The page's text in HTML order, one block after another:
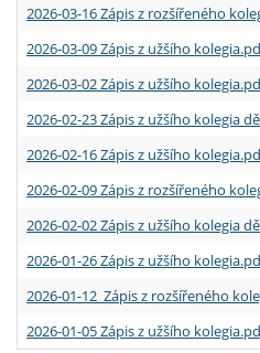
2026-03-16 Zápis z rozšířeného
2026-03-09 Zápis z užšího
2026-03-02 Zápis z užšího
2026-02-23 Zápis z užšího kolegia
2026-02-16 Zápis z užšího
2026-02-09 Zápis z rozšířeného
2026-02-02 Zápis z užšího kolegia
2026-01-26 Zápis z užšího
2026-01-12 Zápis z rozšířeného
2026-01-05 Zápis z užšího